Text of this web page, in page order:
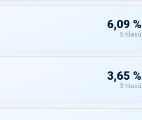
6,09 %
5 hlasů
3,65 %
3 hlasů